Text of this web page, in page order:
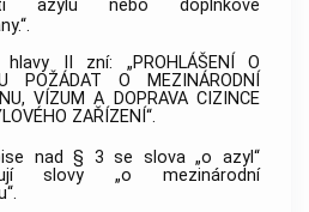
azylu nebo doplňkové
hlavy II zní: „PROHLÁŠENÍ O
POŽÁDAT O MEZINÁRODNÍ
VÍZUM A DOPRAVA CIZINCE
ZAŘÍZENÍ“.
nad § 3 se slova „o azyl“
slovy „o mezinárodní